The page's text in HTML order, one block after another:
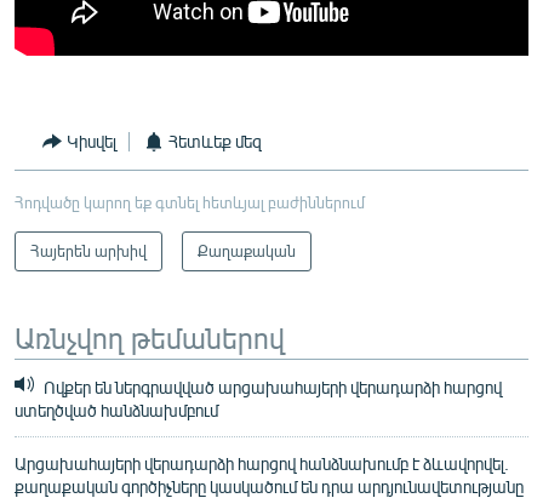
Կիսվել Հետևեք մեզ
Հոդվածը կարող եք գտնել հետևյալ բաժիններում
Հայերեն արխիվ Քաղաքական
Առնչվող թեմաներով
Ովքեր են ներգրավված արցախահայերի վերադարձի հարցով
ստեղծված հանձնախմբում
Արցախահայերի վերադարձի հարցով հանձնախումբ է ձևավորվել.
քաղաքական գործիչները կասկածում են դրա արդյունավետությանը